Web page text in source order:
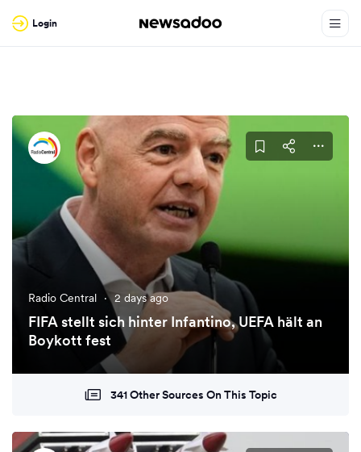
Login
Radio Central · 2 days ago
FIFA stellt sich hinter Infantino, UEFA hält an
Boykott fest
341 Other Sources On This Topic